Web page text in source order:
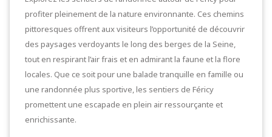
profiter pleinement de la nature environnante. Ces chemins
pittoresques offrent aux visiteurs l’opportunité de découvrir
des paysages verdoyants le long des berges de la Seine,
tout en respirant l’air frais et en admirant la faune et la flore
locales. Que ce soit pour une balade tranquille en famille ou
une randonnée plus sportive, les sentiers de Féricy
promettent une escapade en plein air ressourçante et
enrichissante.